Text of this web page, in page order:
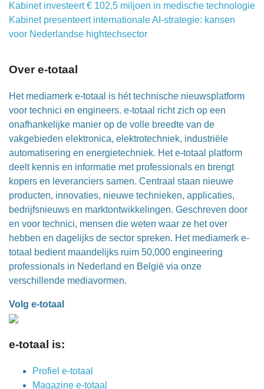
Kabinet investeert € 102,5 miljoen in medische technologie
Kabinet presenteert internationale AI-strategie: kansen
voor Nederlandse hightechsector
Over e-totaal
Het mediamerk e-totaal is hét technische nieuwsplatform
voor technici en engineers. e-totaal richt zich op een
onafhankelijke manier op de volle breedte van de
vakgebieden elektronica, elektrotechniek, industriële
automatisering en energietechniek. Het e-totaal platform
deelt kennis en informatie met professionals en brengt
kopers en leveranciers samen. Centraal staan nieuwe
producten, innovaties, nieuwe technieken, applicaties,
bedrijfsnieuws en marktontwikkelingen. Geschreven door
en voor technici, mensen die weten waar ze het over
hebben en dagelijks de sector spreken. Het mediamerk e-
totaal bedient maandelijks ruim 50,000 engineering
professionals in Nederland en België via onze
verschillende mediavormen.
Volg e-totaal
e-totaal is:
Profiel e-totaal
Magazine e-totaal